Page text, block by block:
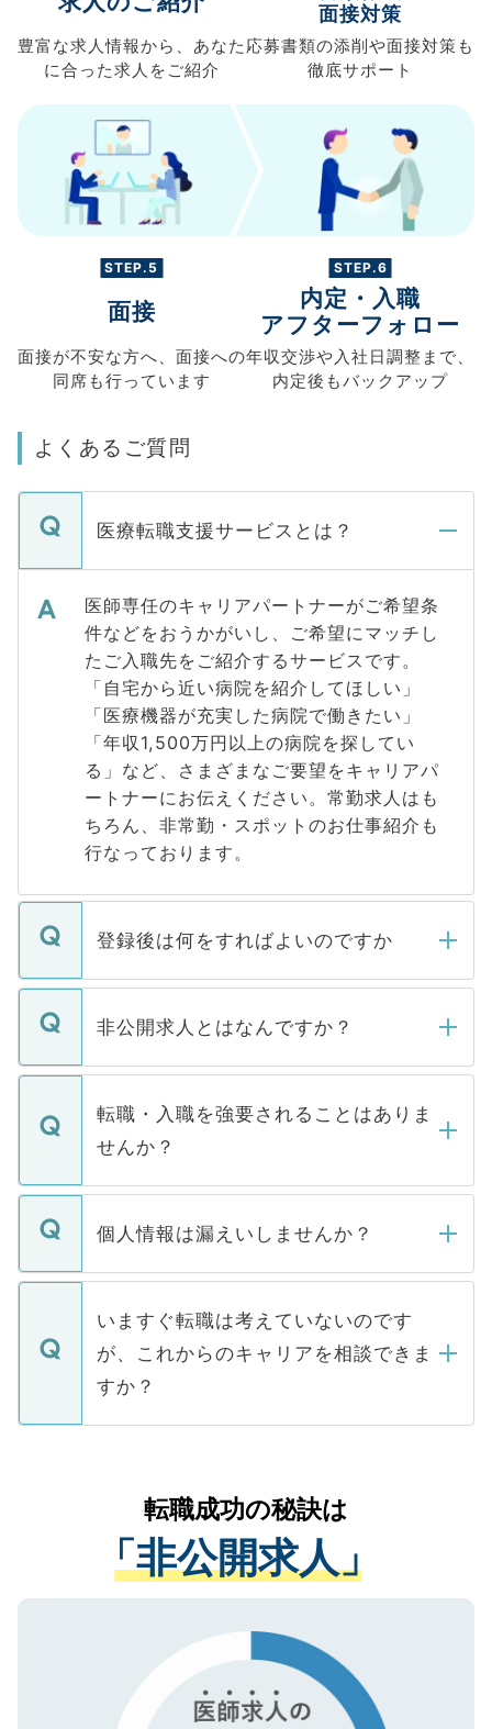
豊富な求人情報から、 あなた
に合った求人を ご紹介
面接対策
応募書類の添削や面接対策も
徹底サポート
STEP.5
面接
面接が不安な方へ、 面接への
同席も行っています
STEP.6
内定・入職
アフターフォロー
年収交渉や 入社日調整まで、
内定後もバックアップ
よくあるご質問
医療転職支援サービスとは？
医師専任のキャリアパートナーがご希望条
件などをおうかがいし、ご希望にマッチし
たご入職先をご紹介するサービスです。
「自宅から近い病院を紹介してほしい」
「医療機器が充実した病院で働きたい」
「年収1,500万円以上の病院を探してい
る」など、さまざまなご要望をキャリアパ
ートナーにお伝えください。常勤求人はも
ちろん、非常勤・スポットのお仕事紹介も
行なっております。
登録後は何をすればよいのですか
ご登録いただきましたら、弊社担当者がご
登録内容を確認し、その後メールもしくは
ます。通常、5営業日以内にはご連絡をせて
いただきますので、しばらくお待ちくださ
い。
非公開求人とはなんですか？
マイナビDOCTORで取り扱っている求人の
うち約3割は、Webサイトからご覧いただ
けない「非公開求人」です。非公開求人は
下記の理由によって、一般には公開してい
ません。
■応募殺到を避けるため 人気のある医療機
関を公にしてしまうと、応募が殺到する場
に、医療機関が求める条件に合った人材の
みを人材紹介会社に依頼するケースが増え
ています。
転職・入職を強要されることはありま
せんか？
転職・入職を強要することは一切ありませ
ん。また、仮に応募先から内定をいただい
定を承諾する必要はありません。内定先へ
の辞退の連絡はキャリアパートナーが行い
ますので、ご安心ください。
個人情報は漏えいしませんか？
個人情報が漏えいすることはありませんの
で、ご安心ください。当サイトからの登録
などで収集したご登録者様の個人情報は、
ご本人のキャリアアップおよび転職活動の
支援を目的に使用いたします。お預かりし
ているすべての個人データはご本人の許可
は、個人情報の取り扱いについての厳密な
管理基準を満たした事業者のみに付与され
る、プライバシーマークを取得済みです。
ご登録いただいた個人情報は、SSL（デー
で、機密保持に関してもご安心ください。
いますぐ転職は考えていないのです
が、これからのキャリアを相談できま
すか？
かがいして、現在の医療機関の状況や紹介
経験をまじえながら、適切なアドバイスを
させていただきます。すぐにご転職をされ
ない方には、長期的なサポートが可能です
ので、まずはご登録ください。
転職成功の秘訣は
「非公開求人」